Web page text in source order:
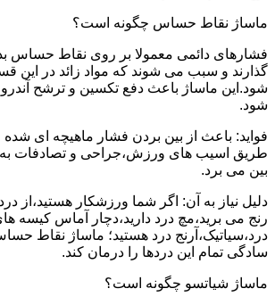
ماساژ نقاط حساس چگونه است؟
فشارهای دائمی معمولا بر روی نقاط حساس
گذارند و سبب می شوند که مواد زائد در این
شود.این ماساژ باعث دفع تکسین و ترشح
شود.
فواید: باعث از بین بردن فشار ماهیچه ای شده
طریق اسیب های ورزش،جراحی و تصادفات به
بین می برد.
دلیل نیاز به آن: اگر شما ورزشکار هستید،از
رنج می برید،مچ درد دارید،دچار آماس کیسه
درد،سیاتیک،آرنج درد هستید؛ ماساژ نقاط
سادگی تمام این دردها را درمان کند.
ماساژ شیاتسو چگونه است؟